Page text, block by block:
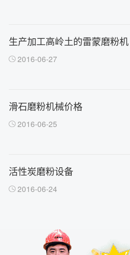
生产加工高岭土的雷蒙磨粉机
2016-06-27
滑石磨粉机械价格
2016-06-25
活性炭磨粉设备
2016-06-24